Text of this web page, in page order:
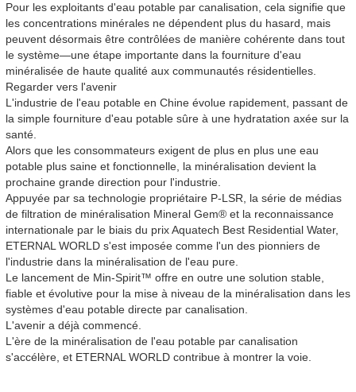
Pour les exploitants d'eau potable par canalisation, cela signifie que
les concentrations minérales ne dépendent plus du hasard, mais
peuvent désormais être contrôlées de manière cohérente dans tout
le système—une étape importante dans la fourniture d'eau
minéralisée de haute qualité aux communautés résidentielles.
Regarder vers l'avenir
L'industrie de l'eau potable en Chine évolue rapidement, passant de
la simple fourniture d'eau potable sûre à une hydratation axée sur la
santé.
Alors que les consommateurs exigent de plus en plus une eau
potable plus saine et fonctionnelle, la minéralisation devient la
prochaine grande direction pour l'industrie.
Appuyée par sa technologie propriétaire P-LSR, la série de médias
de filtration de minéralisation Mineral Gem® et la reconnaissance
internationale par le biais du prix Aquatech Best Residential Water,
ETERNAL WORLD s'est imposée comme l'un des pionniers de
l'industrie dans la minéralisation de l'eau pure.
Le lancement de Min-Spirit™ offre en outre une solution stable,
fiable et évolutive pour la mise à niveau de la minéralisation dans les
systèmes d'eau potable directe par canalisation.
L'avenir a déjà commencé.
L'ère de la minéralisation de l'eau potable par canalisation
s'accélère, et ETERNAL WORLD contribue à montrer la voie.